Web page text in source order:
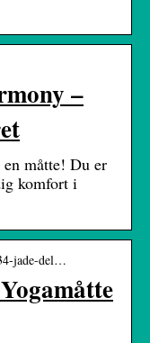
–
måtte! Du er
komfort i
jade-del…